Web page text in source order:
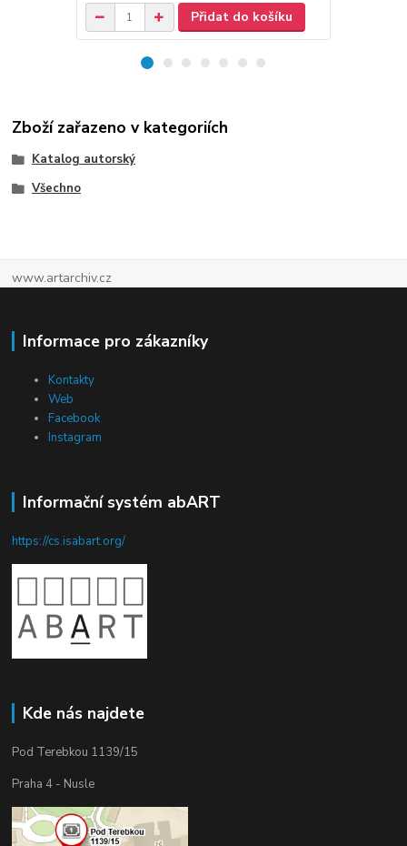
Přidat do košíku
Zboží zařazeno v kategoriích
Katalog autorský
Všechno
www.artarchiv.cz
Informace pro zákazníky
Kontakty
Web
Facebook
Instagram
Informační systém abART
https://cs.isabart.org/
Kde nás najdete
Pod Terebkou 1139/15
Praha 4 - Nusle